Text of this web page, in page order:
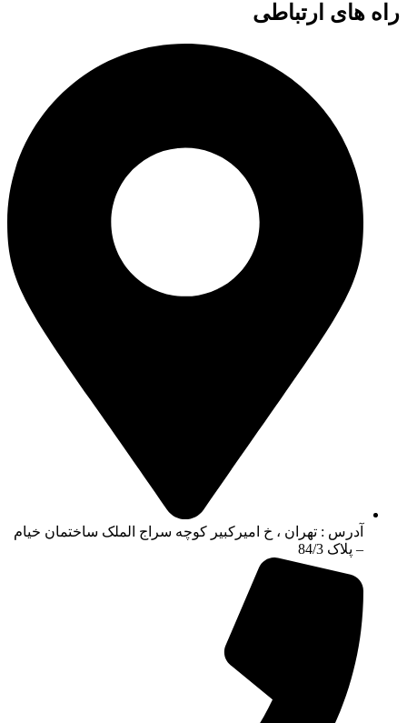
راه های ارتباطی
آدرس : تهران ، خ امیرکبیر کوچه سراج الملک ساختمان خیام
– پلاک 84/3